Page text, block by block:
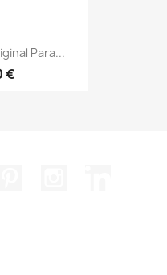
Para...
€